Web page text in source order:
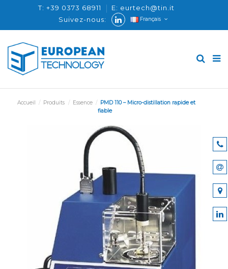
T: +39 0373 68911
E: eurtech@tin.it
Suivez-nous:
Français
Accueil Produits Essence
PMD 110 – Micro-distillation rapide et
fiable